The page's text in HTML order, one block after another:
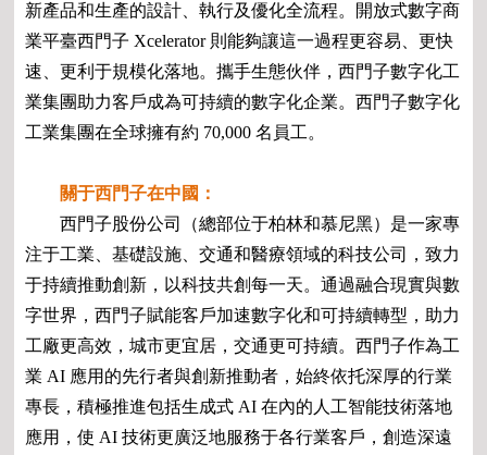
新產品和生產的設計、執行及優化全流程。開放式數字商
業平臺西門子 Xcelerator 則能夠讓這一過程更容易、更快
速、更利于規模化落地。攜手生態伙伴，西門子數字化工
業集團助力客戶成為可持續的數字化企業。西門子數字化
工業集團在全球擁有約 70,000 名員工。
關于西門子在中國：
西門子股份公司（總部位于柏林和慕尼黑）是一家專
注于工業、基礎設施、交通和醫療領域的科技公司，致力
于持續推動創新，以科技共創每一天。通過融合現實與數
字世界，西門子賦能客戶加速數字化和可持續轉型，助力
工廠更高效，城市更宜居，交通更可持續。西門子作為工
業 AI 應用的先行者與創新推動者，始終依托深厚的行業
專長，積極推進包括生成式 AI 在內的人工智能技術落地
應用，使 AI 技術更廣泛地服務于各行業客戶，創造深遠